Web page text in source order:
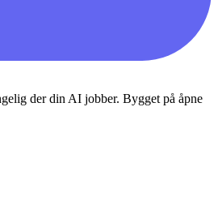
der din AI jobber. Bygget på åpne